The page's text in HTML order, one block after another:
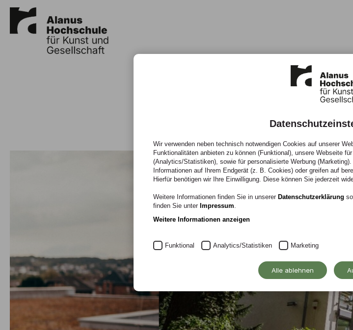
an
Wir verwenden neben technisch notwendigen Cookies auf unserer
Funktionalitäten anbieten zu können (Funktional), unsere Webseite
(Analytics/Statistiken), sowie für personalisierte Werbung
Informationen auf Ihrem Endgerät (z. B. Cookies) oder greifen auf
Hierfür benötigen wir Ihre Einwilligung. Diese können Sie jederzeit
Weitere Informationen finden Sie in unserer Datenschutzerklärung
finden Sie unter Impressum.
Weitere Informationen anzeigen
Funktional Analytics/Statistiken Marketing
Alle ablehnen